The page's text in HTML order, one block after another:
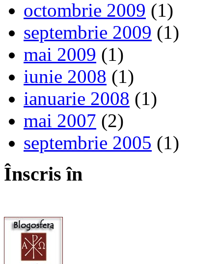
octombrie 2009 (1)
septembrie 2009 (1)
mai 2009 (1)
iunie 2008 (1)
ianuarie 2008 (1)
mai 2007 (2)
septembrie 2005 (1)
Înscris în